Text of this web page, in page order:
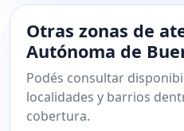
Otras zonas de
Autónoma de
Podés consultar
localidades y barrios
cobertura.